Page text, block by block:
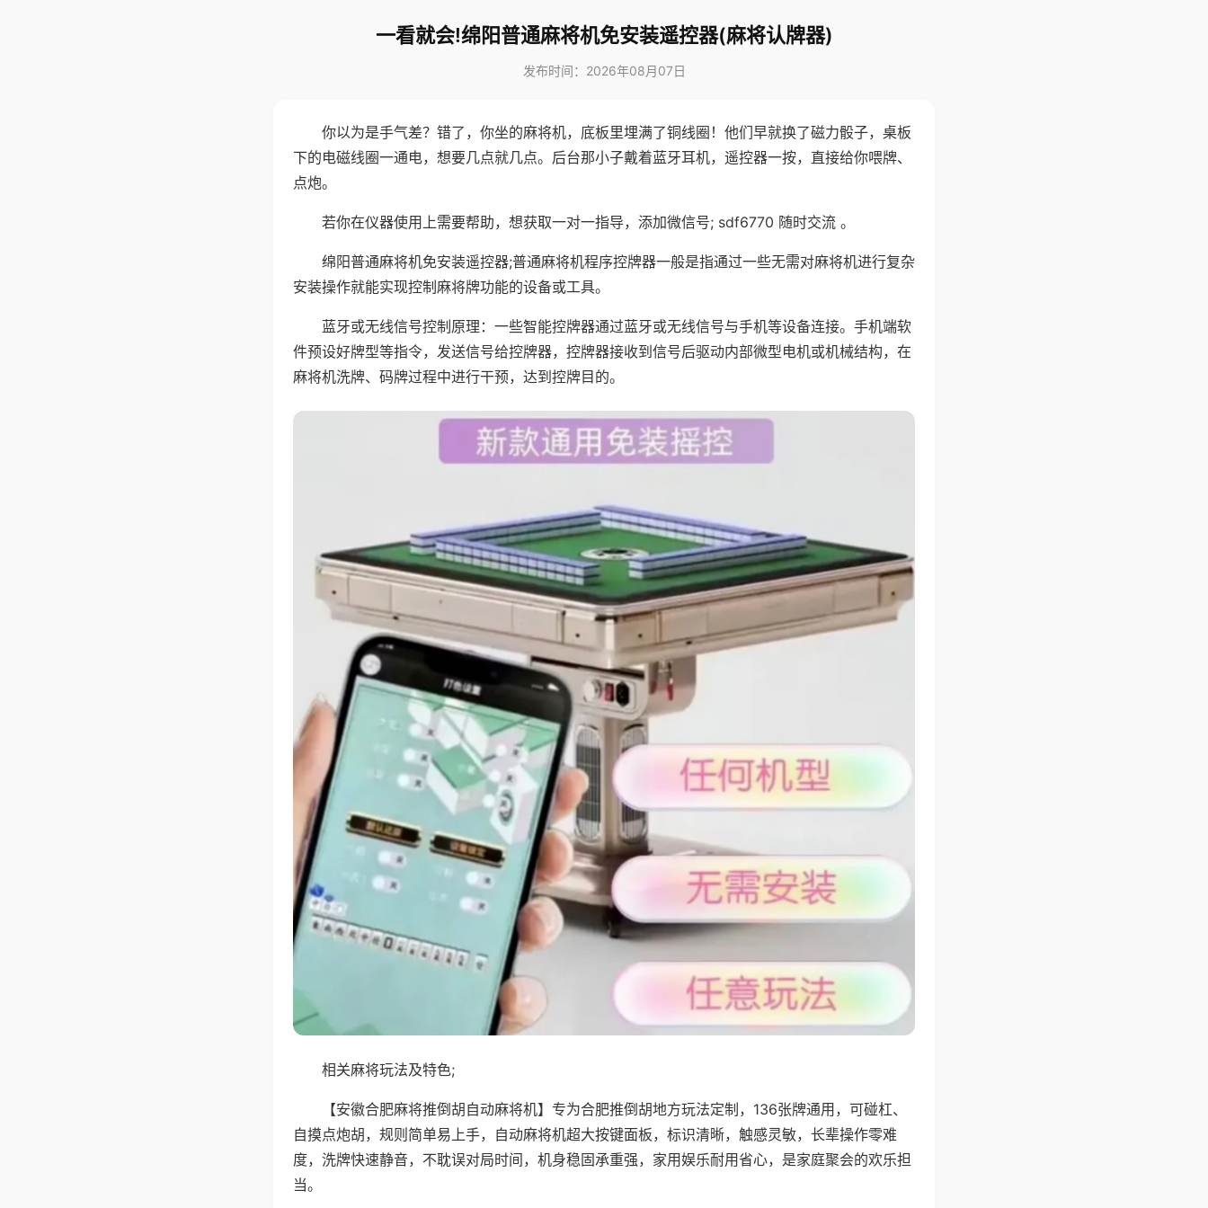
一看就会!绵阳普通麻将机免安装遥控器(麻将认牌器)
发布时间：2026年08月07日
你以为是手气差？错了，你坐的麻将机，底板里埋满了铜线圈！他们早就换了磁力骰子，桌板
下的电磁线圈一通电，想要几点就几点。后台那小子戴着蓝牙耳机，遥控器一按，直接给你喂牌、
点炮。
若你在仪器使用上需要帮助，想获取一对一指导，添加微信号; sdf6770 随时交流 。
绵阳普通麻将机免安装遥控器;普通麻将机程序控牌器一般是指通过一些无需对麻将机进行复杂
安装操作就能实现控制麻将牌功能的设备或工具。
蓝牙或无线信号控制原理：一些智能控牌器通过蓝牙或无线信号与手机等设备连接。手机端软
件预设好牌型等指令，发送信号给控牌器，控牌器接收到信号后驱动内部微型电机或机械结构，在
麻将机洗牌、码牌过程中进行干预，达到控牌目的。
相关麻将玩法及特色;
【安徽合肥麻将推倒胡自动麻将机】专为合肥推倒胡地方玩法定制，136张牌通用，可碰杠、
自摸点炮胡，规则简单易上手，自动麻将机超大按键面板，标识清晰，触感灵敏，长辈操作零难
度，洗牌快速静音，不耽误对局时间，机身稳固承重强，家用娱乐耐用省心，是家庭聚会的欢乐担
当。